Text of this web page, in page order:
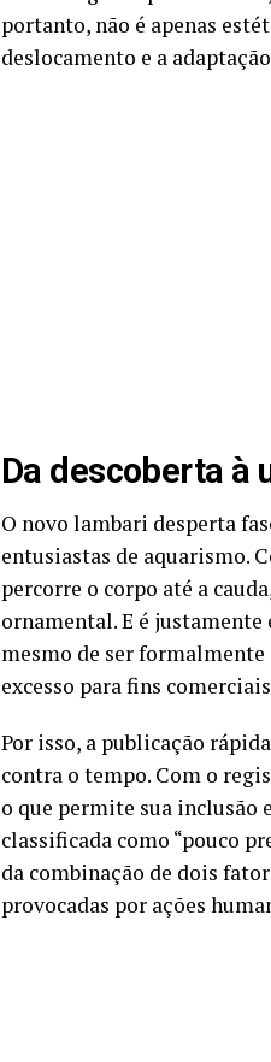
portanto, não é apenas
deslocamento e a
Da descoberta à
O novo lambari desperta
entusiastas de aquarismo.
percorre o corpo até a
ornamental. E é justamente
mesmo de ser
excesso para fins
Por isso, a publicação
contra o tempo. Com o
o que permite sua inclusão
classificada como “pouco
da combinação de dois
provocadas por ações